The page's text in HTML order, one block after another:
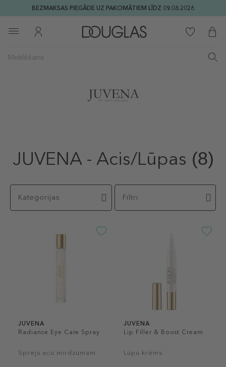
BEZMAKSAS PIEGĀDE UZ PAKOMĀTIEM LĪDZ 09.08.2026
JUVENA - Acis/Lūpas (8)
Kategorijas Filtri
JUVENA
Radiance Eye Care Spray
Sprejs acu mirdzumam
JUVENA
Lip Filler & Boost Cream
Lūpu krēms